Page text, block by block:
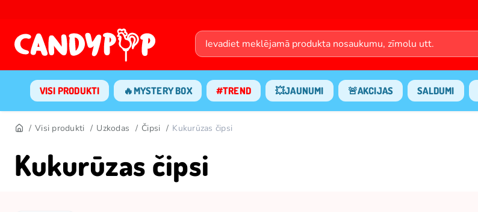
VISI PRODUKTI 🔥MYSTERY BOX #TREND 💥JAUNUMI 🚨AKCIJAS SALDUMI
Visi produkti Uzkodas Čipsi Kukurūzas čipsi
Kukurūzas čipsi